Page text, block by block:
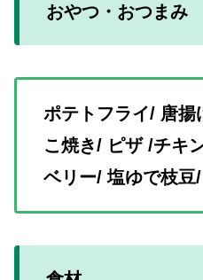
おやつ・おつまみ
ポテトフライ/ 唐揚
こ焼き/ ピザ /チキ
ベリー/ 塩ゆで枝豆